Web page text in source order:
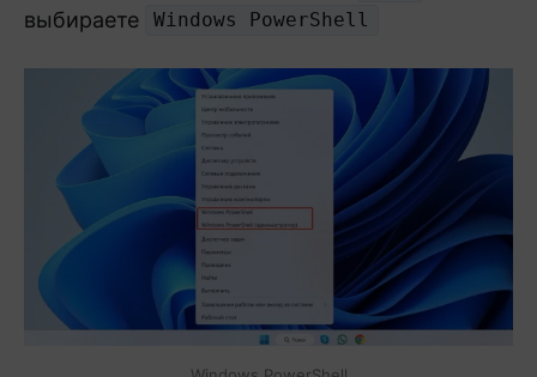
выбираете
Windows PowerShell